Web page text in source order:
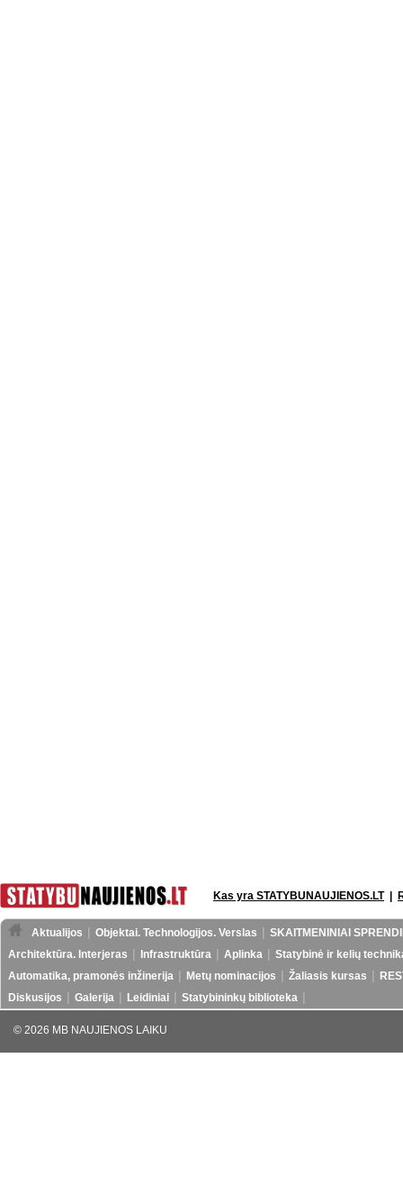
Kas yra STATYBUNAUJIENOS.LT|
Aktualijos Objektai. Technologijos. Verslas
SKAITMENINIAI
Architektūra. Interjeras
Infrastruktūra Aplinka
Statybinė ir kelių
Automatika, pramonės inžinerija
Metų nominacijos Žaliasis kursas
Diskusijos
Galerija Leidiniai Statybininkų biblioteka
© 2026 MB NAUJIENOS LAIKU